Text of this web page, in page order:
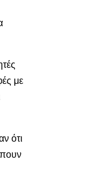
με
ότι